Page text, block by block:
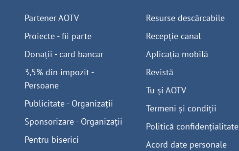
Partener AOTV
Proiecte - fii parte
Donații - card bancar
3,5% din impozit -
Persoane
Publicitate - Organizații
Sponsorizare - Organizații
Pentru biserici
Resurse descărcabile
Recepție canal
Aplicația mobilă
Revistă
Tu și AOTV
Termeni și condiții
Politică confidențialitate
Acord date personale